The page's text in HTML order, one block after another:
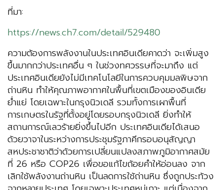
ที่มา:
https://news.ch7.com/detail/529480
ความต้องการพลังงานในประเทศอินเดียคาดว่า จะเพิ่มสูง
ขึ้นมากกว่าประเทศอื่น ๆ ในช่วงทศวรรษที่จะมาถึง แต่
ประเทศอินเดียยังไม่มีเทคโนโลยีในการควบคุมมลพิษจาก
ถ่านหิน ทำให้คุณภาพอากาศในพื้นที่เขตเมืองของอินเดีย
ย่ำแย่ โดยเฉพาะในกรุงนิวเดลี รวมทั้งการเผาพื้นที่
การเกษตรในรัฐที่ตั้งอยู่โดยรอบกรุงนิวเดลี ยิ่งทำให้
สถานการณ์เลวร้ายยิ่งขึ้นไปอีก ประเทศอินเดียได้เสนอ
ด้วยวาจาในระหว่างการประชุมรัฐภาคีกรอบอนุสัญญา
สหประชาชาติว่าด้วยการเปลี่ยนแปลงสภาพภูมิอากาศสมัย
ที่ 26 หรือ COP26 เพื่อขอแก้ไขถ้อยคำให้อ่อนลง จาก
เลิกใช้พลังงานถ่านหิน เป็นลดการใช้ถ่านหิน ซึ่งถูกประท้วง